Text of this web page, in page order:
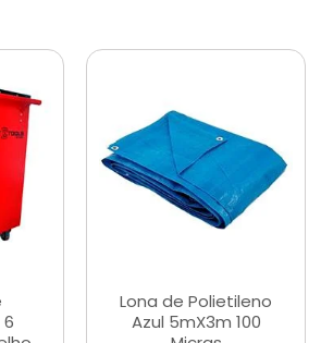
Lona de Polietileno
Azul 5mX3m 100